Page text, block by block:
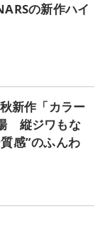
の新作ハイ
新作「カラー
縦ジワもな
感”のふんわ